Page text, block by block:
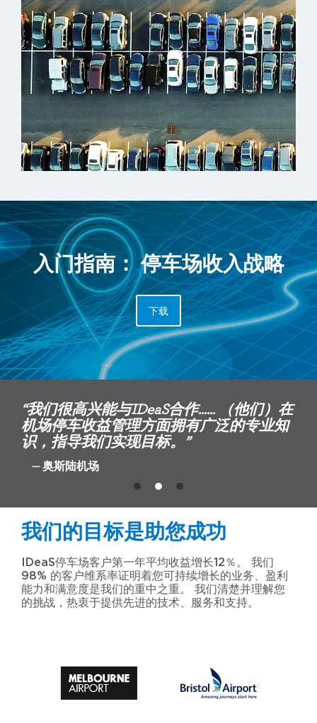
入门指南： 停车场收入战略
下载
“我们很高兴能与IDeaS合作...... （他们）在
机场停车收益管理方面拥有广泛的专业知
识，指导我们实现目标。”
— 奥斯陆机场
我们的目标是助您成功
IDeaS停车场客户第一年平均收益增长12％。 我们
98% 的客户维系率证明着您可持续增长的业务、盈利
能力和满意度是我们的重中之重。 我们清楚并理解您
的挑战，热衷于提供先进的技术、服务和支持。